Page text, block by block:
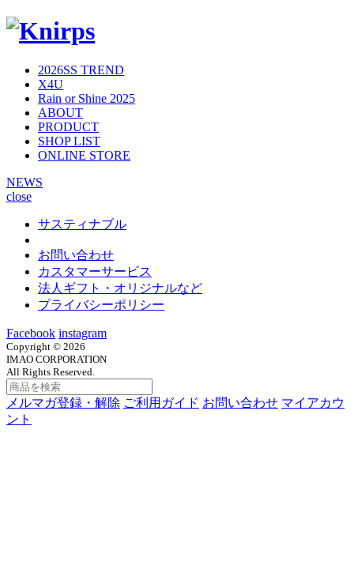
2026SS TREND
X4U
Rain or Shine 2025
ABOUT
PRODUCT
SHOP LIST
ONLINE STORE
NEWS
close
サスティナブル
お問い合わせ
カスタマーサービス
法人ギフト・オリジナルなど
プライバシーポリシー
Facebook instagram
Copyright © 2026
IMAO CORPORATION
All Rights Reserved.
メルマガ登録・解除 ご利用ガイド お問い合わせ マイアカウ
ント